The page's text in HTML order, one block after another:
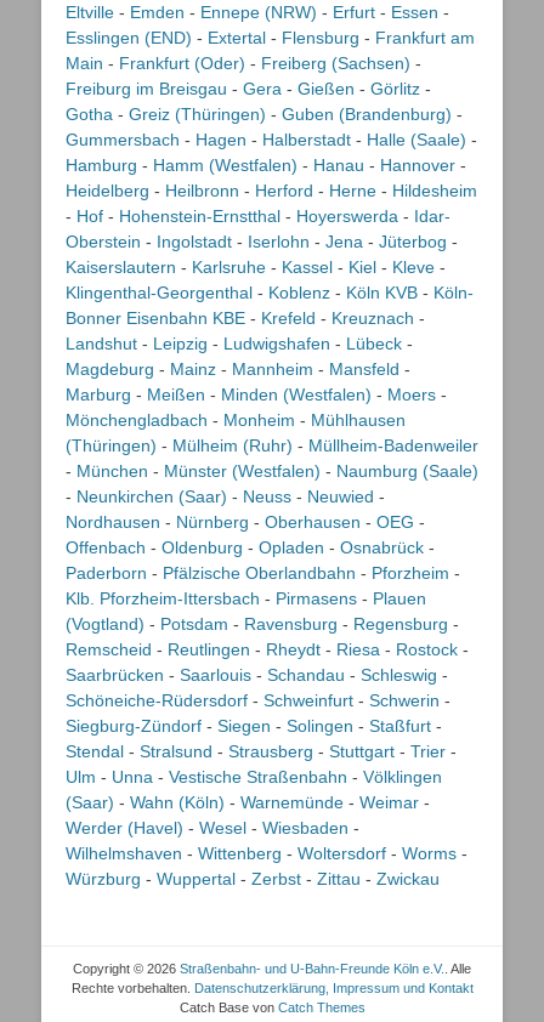
Eltville - Emden - Ennepe (NRW) - Erfurt - Essen -
Esslingen (END) - Extertal - Flensburg - Frankfurt am
Main - Frankfurt (Oder) - Freiberg (Sachsen) -
Freiburg im Breisgau - Gera - Gießen - Görlitz -
Gotha - Greiz (Thüringen) - Guben (Brandenburg) -
Gummersbach - Hagen - Halberstadt - Halle (Saale) -
Hamburg - Hamm (Westfalen) - Hanau - Hannover -
Heidelberg - Heilbronn - Herford - Herne - Hildesheim
- Hof - Hohenstein-Ernstthal - Hoyerswerda - Idar-
Oberstein - Ingolstadt - Iserlohn - Jena - Jüterbog -
Kaiserslautern - Karlsruhe - Kassel - Kiel - Kleve -
Klingenthal-Georgenthal - Koblenz - Köln KVB - Köln-
Bonner Eisenbahn KBE - Krefeld - Kreuznach -
Landshut - Leipzig - Ludwigshafen - Lübeck -
Magdeburg - Mainz - Mannheim - Mansfeld -
Marburg - Meißen - Minden (Westfalen) - Moers -
Mönchengladbach - Monheim - Mühlhausen
(Thüringen) - Mülheim (Ruhr) - Müllheim-Badenweiler
- München - Münster (Westfalen) - Naumburg (Saale)
- Neunkirchen (Saar) - Neuss - Neuwied -
Nordhausen - Nürnberg - Oberhausen - OEG -
Offenbach - Oldenburg - Opladen - Osnabrück -
Paderborn - Pfälzische Oberlandbahn - Pforzheim -
Klb. Pforzheim-Ittersbach - Pirmasens - Plauen
(Vogtland) - Potsdam - Ravensburg - Regensburg -
Remscheid - Reutlingen - Rheydt - Riesa - Rostock -
Saarbrücken - Saarlouis - Schandau - Schleswig -
Schöneiche-Rüdersdorf - Schweinfurt - Schwerin -
Siegburg-Zündorf - Siegen - Solingen - Staßfurt -
Stendal - Stralsund - Strausberg - Stuttgart - Trier -
Ulm - Unna - Vestische Straßenbahn - Völklingen
(Saar) - Wahn (Köln) - Warnemünde - Weimar -
Werder (Havel) - Wesel - Wiesbaden -
Wilhelmshaven - Wittenberg - Woltersdorf - Worms -
Würzburg - Wuppertal - Zerbst - Zittau - Zwickau
Copyright © 2026 Straßenbahn- und U-Bahn-Freunde Köln e.V. . Alle
Rechte vorbehalten. Datenschutzerklärung, Impressum und Kontakt
Catch Base von Catch Themes